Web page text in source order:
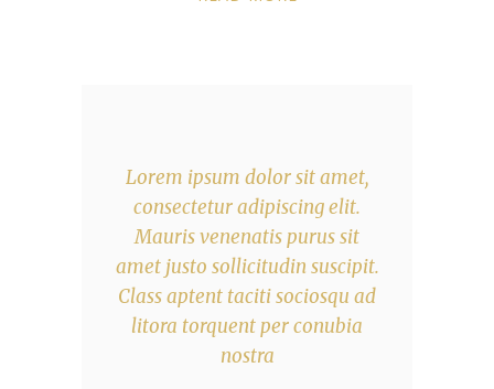
Lorem ipsum dolor sit amet,
consectetur adipiscing elit.
Mauris venenatis purus sit
amet justo sollicitudin suscipit.
Class aptent taciti sociosqu ad
litora torquent per conubia
nostra